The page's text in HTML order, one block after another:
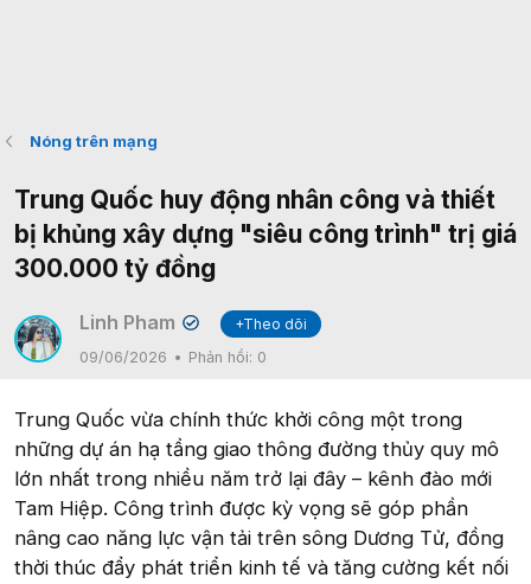
Nóng trên mạng
Trung Quốc huy động nhân công và thiết
bị khủng xây dựng "siêu công trình" trị giá
300.000 tỷ đồng
Linh Pham ✔
+Theo dõi
09/06/2026
Phản hồi: 0
Trung Quốc vừa chính thức khởi công một trong
những dự án hạ tầng giao thông đường thủy quy mô
lớn nhất trong nhiều năm trở lại đây – kênh đào mới
Tam Hiệp. Công trình được kỳ vọng sẽ góp phần
nâng cao năng lực vận tải trên sông Dương Tử, đồng
thời thúc đẩy phát triển kinh tế và tăng cường kết nối